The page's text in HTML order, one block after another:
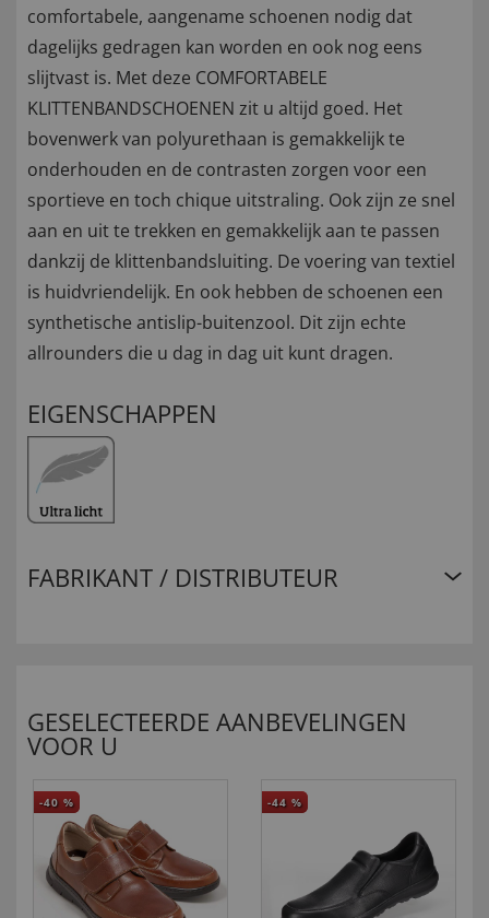
comfortabele, aangename schoenen nodig dat
dagelijks gedragen kan worden en ook nog eens
slijtvast is. Met deze COMFORTABELE
KLITTENBANDSCHOENEN zit u altijd goed. Het
bovenwerk van polyurethaan is gemakkelijk te
onderhouden en de contrasten zorgen voor een
sportieve en toch chique uitstraling. Ook zijn ze snel
aan en uit te trekken en gemakkelijk aan te passen
dankzij de klittenbandsluiting. De voering van textiel
is huidvriendelijk. En ook hebben de schoenen een
synthetische antislip-buitenzool. Dit zijn echte
allrounders die u dag in dag uit kunt dragen.
EIGENSCHAPPEN
FABRIKANT / DISTRIBUTEUR
GESELECTEERDE AANBEVELINGEN
VOOR U
-40 % -44 %